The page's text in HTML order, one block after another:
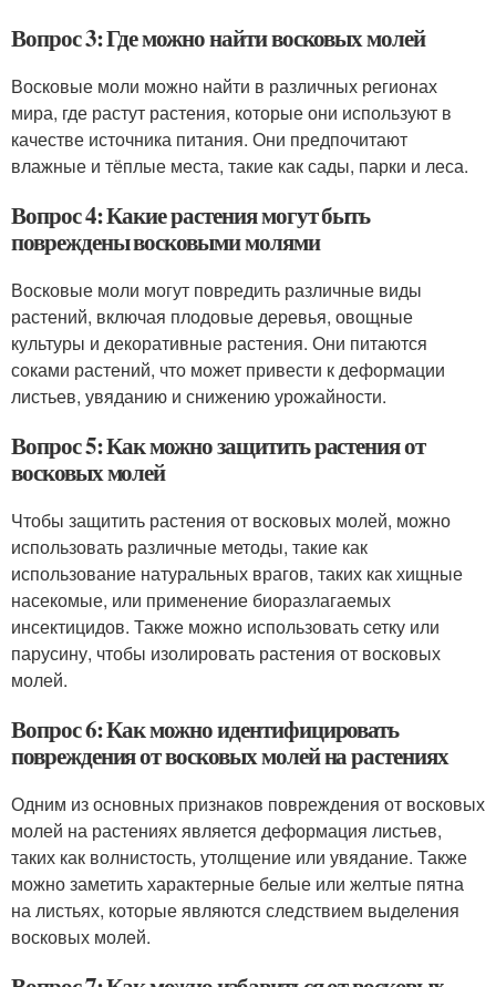
Вопрос 3: Где можно найти восковых молей
Восковые моли можно найти в различных регионах
мира, где растут растения, которые они используют в
качестве источника питания. Они предпочитают
влажные и тёплые места, такие как сады, парки и леса.
Вопрос 4: Какие растения могут быть
повреждены восковыми молями
Восковые моли могут повредить различные виды
растений, включая плодовые деревья, овощные
культуры и декоративные растения. Они питаются
соками растений, что может привести к деформации
листьев, увяданию и снижению урожайности.
Вопрос 5: Как можно защитить растения от
восковых молей
Чтобы защитить растения от восковых молей, можно
использовать различные методы, такие как
использование натуральных врагов, таких как хищные
насекомые, или применение биоразлагаемых
инсектицидов. Также можно использовать сетку или
парусину, чтобы изолировать растения от восковых
молей.
Вопрос 6: Как можно идентифицировать
повреждения от восковых молей на растениях
Одним из основных признаков повреждения от восковых
молей на растениях является деформация листьев,
таких как волнистость, утолщение или увядание. Также
можно заметить характерные белые или желтые пятна
на листьях, которые являются следствием выделения
восковых молей.